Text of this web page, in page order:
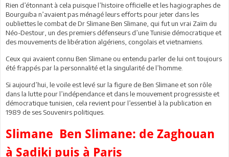
Rien d’étonnant à cela puisque l’histoire officielle et les hagiographes de
Bourguiba n’avaient pas ménagé leurs efforts pour jeter dans les
oubliettes le combat de Dr Slimane Ben Slimane, qui fut un vrai Zaïm du
Néo-Destour, un des premiers défenseurs d’une Tunisie démocratique et
des mouvements de libération algériens, congolais et vietnamiens.
Ceux qui avaient connu Ben Slimane ou entendu parler de lui ont toujours
été frappés par la personnalité et la singularité de l’homme.
Si aujourd’hui, le voile est levé sur la figure de Ben Slimane et son rôle
dans la lutte pour l’indépendance et dans le mouvement progressiste et
démocratique tunisien, cela revient pour l’essentiel à la publication en
1989 de ses Souvenirs politiques.
Slimane Ben Slimane: de Zaghouan
à Sadiki puis à Paris